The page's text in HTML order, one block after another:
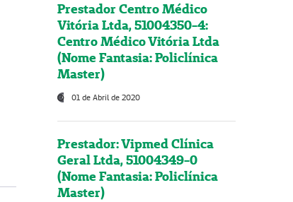
Prestador Centro Médico
Vitória Ltda, 51004350-4:
Centro Médico Vitória Ltda
(Nome Fantasia: Policlínica
Master)
01 de Abril de 2020
Prestador: Vipmed Clínica
Geral Ltda, 51004349-0
(Nome Fantasia: Policlínica
Master)